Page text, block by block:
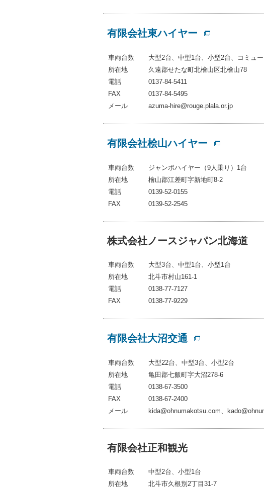
有限会社東ハイヤー
車両台数
大型2台、中型1台、小型2台、コミュ
所在地
久遠郡せたな町北檜山区北檜山78
電話
0137-84-5411
FAX
0137-84-5495
メール
azuma-hire@rouge.plala.or.jp
有限会社桧山ハイヤー
車両台数
ジャンボハイヤー（9人乗り）1台
所在地
檜山郡江差町字新地町8-2
電話
0139-52-0155
FAX
0139-52-2545
株式会社ノースジャパン北海道
車両台数
大型3台、中型1台、小型1台
所在地
北斗市村山161-1
電話
0138-77-7127
FAX
0138-77-9229
有限会社大沼交通
車両台数
大型22台、中型3台、小型2台
所在地
亀田郡七飯町字大沼278-6
電話
0138-67-3500
FAX
0138-67-2400
メール
kida@ohnumakotsu.com、
有限会社正和観光
車両台数
中型2台、小型1台
所在地
北斗市久根別2丁目31-7